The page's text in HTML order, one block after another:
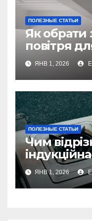
ПОЛЕЗНЫЕ СТАТЬИ
Як обрати
повітря
кімнати
ЯНВ 1, 2026
ПОЛЕЗНЫЕ СТАТЬИ
Чим
недоліки
ЯНВ 1, 2026